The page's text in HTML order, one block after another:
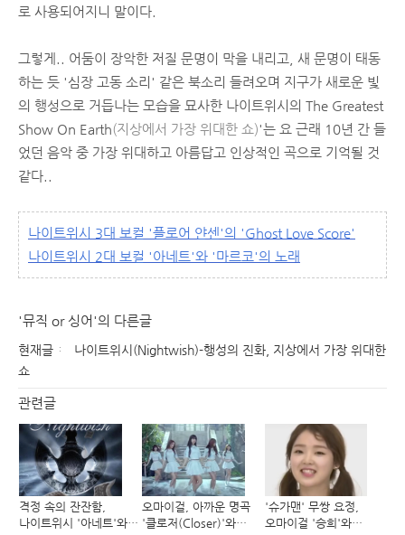
로 사용되어지니 말이다.
그렇게.. 어둠이 장악한 저질 문명이 막을 내리고, 새 문명이 태동
하는 듯 '심장 고동 소리' 같은 북소리 들려오며 지구가 새로운 빛
의 행성으로 거듭나는 모습을 묘사한 나이트위시의 The Greatest
Show On Earth(지상에서 가장 위대한 쇼)'는 요 근래 10년 간 들
었던 음악 중 가장 위대하고 아름답고 인상적인 곡으로 기억될 것
같다..
나이트위시 3대 보컬 '플로어 얀센'의 'Ghost Love Score'
나이트위시 2대 보컬 '아네트'와 '마르코'의 노래
'뮤직 or 싱어'의 다른글
현재글
나이트위시(Nightwish)-행성의 진화, 지상에서 가장 위대한
쇼
관련글
격정 속의 잔잔함,
나이트위시 '아네트'와
오마이걸, 아까운 명곡
'클로저(Closer)'와
'슈가맨' 무쌍 요정,
오마이걸 '승희'와